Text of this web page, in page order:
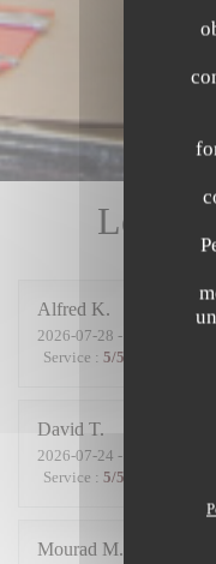
Les
Alfred K
2026-07-28 - 19:00 -
Service : 5/5
David T
2026-07-24 - 20:00 -
Service : 5/5
Mourad M